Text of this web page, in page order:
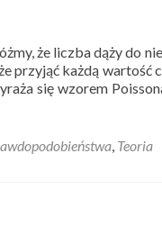
że liczba dąży do
przyjąć każdą wartość
się wzorem
, Teoria